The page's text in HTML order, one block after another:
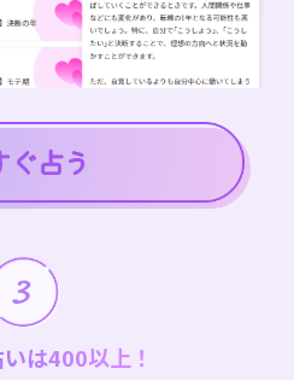
は400以上！